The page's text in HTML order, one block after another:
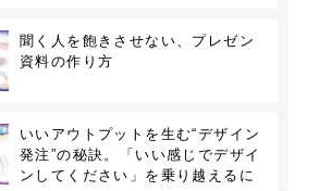
聞く人を飽きさせない、プレゼン
資料の作り方
いいアウトプットを生む“デザイン
発注”の秘訣。「いい感じでデザイ
ンしてください」を乗り越えるに